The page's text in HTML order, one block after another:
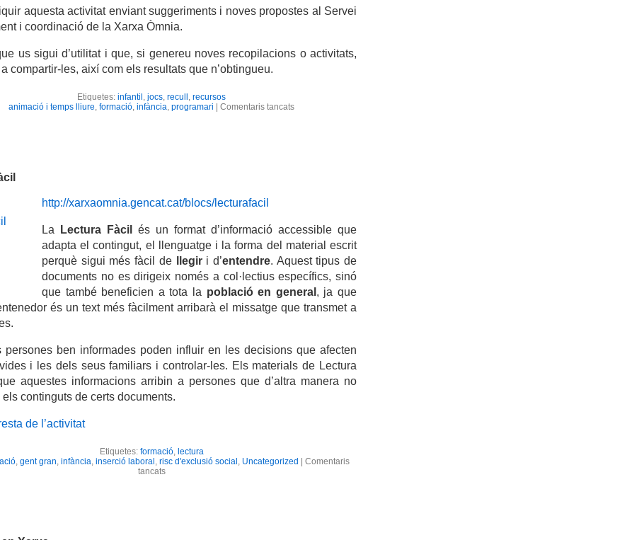
aquesta activitat enviant suggeriments i noves propostes al Servei
i coordinació de la Xarxa Òmnia.
us sigui d’utilitat i que, si genereu noves recopilacions o activitats,
compartir-les, així com els resultats que n’obtingueu.
Etiquetes: infantil , jocs, recull , recursos
animació i temps lliure, formació, infància, programari Comentaris tancatsa
http://xarxaomnia.gencat.cat/blocs/lecturafacil
La Lectura Fàcil
és un format d’informació accessible que
adapta el contingut, el llenguatge i la forma del material escrit
perquè sigui més fàcil de
llegiri d’entendre. Aquest tipus de
documents no es dirigeix només a col·lectius específics, sinó
que també beneficien a tota la població en general , ja que
és un text més fàcilment arribarà el missatge que transmet a
persones ben informades poden influir en les decisions que afecten
i les dels seus familiars i controlar-les. Els materials de Lectura
aquestes informacions arribin a persones que d’altra manera no
continguts de certs documents.
de l’activitat
Etiquetes: formació, lectura
, gent gran, infància, inserció laboral , risc d'exclusió social , Uncategorized
Comentaris
tancatsa